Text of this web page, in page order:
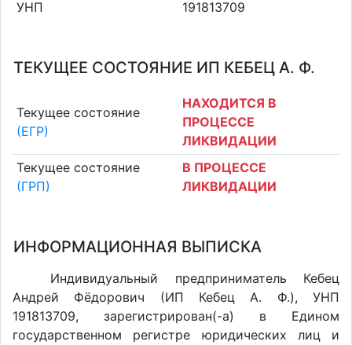
УНП
191813709
ТЕКУЩЕЕ СОСТОЯНИЕ ИП КЕБЕЦ А. Ф.
Текущее состояние
(ЕГР)
НАХОДИТСЯ В
ПРОЦЕССЕ
ЛИКВИДАЦИИ
Текущее состояние
(ГРП)
В ПРОЦЕССЕ
ЛИКВИДАЦИИ
ИНФОРМАЦИОННАЯ ВЫПИСКА
Индивидуальный предприниматель Кебец
Андрей Фёдорович (ИП Кебец А. Ф.), УНП
191813709, зарегистрирован(-а) в Едином
государственном регистре юридических лиц и